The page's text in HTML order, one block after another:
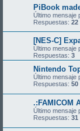
PiBook
Último mensaje
Respuestas: 22
[NES-C]
Último mensaje
Respuestas: 3
Nintendo
Último mensaje
Respuestas: 50
.:FAMICOM
Último mensaje
Respuestas: 31